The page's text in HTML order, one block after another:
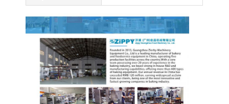
Buzdolabı Proofer
Rack Fırını
Ticari fırın
Konveksiyon fırını